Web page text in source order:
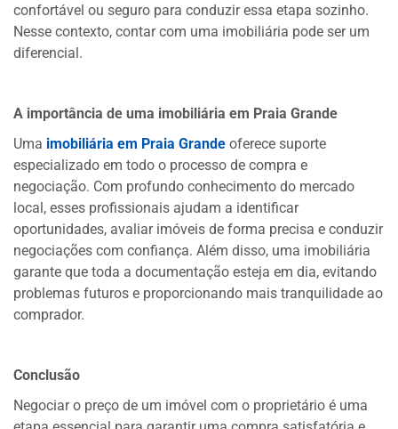
confortável ou seguro para conduzir essa etapa sozinho.
Nesse contexto, contar com uma imobiliária pode ser um
diferencial.
A importância de uma imobiliária em Praia Grande
Uma imobiliária em Praia Grande oferece suporte
especializado em todo o processo de compra e
negociação. Com profundo conhecimento do mercado
local, esses profissionais ajudam a identificar
oportunidades, avaliar imóveis de forma precisa e conduzir
negociações com confiança. Além disso, uma imobiliária
garante que toda a documentação esteja em dia, evitando
problemas futuros e proporcionando mais tranquilidade ao
comprador.
Conclusão
Negociar o preço de um imóvel com o proprietário é uma